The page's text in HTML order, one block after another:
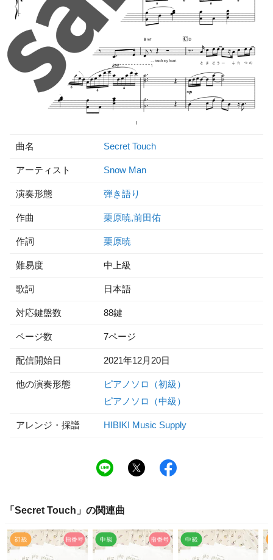
曲名 Secret Touch
アーティスト Snow Man
演奏形態 弾き語り
作曲 栗原暁,前田佑
作詞 栗原暁
難易度 中上級
歌詞 日本語
対応鍵盤数 88鍵
ページ数 7ページ
配信開始日 2021年12月20日
他の演奏形態
ピアノソロ（初級）
ピアノソロ（中級）
アレンジ・採譜 HIBIKI Music Supply
「 Secret Touch 」の関連曲